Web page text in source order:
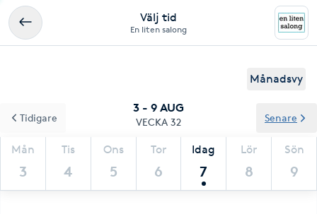
Välj tid
En liten salong
Månadsvy
3 - 9 AUG
VECKA 32
Mån
3
Tis
4
Ons
5
Tor
6
Idag
7
Lör
8
Sön
9
Tidigare Senare